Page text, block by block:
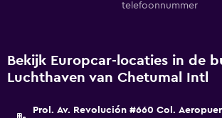
telefoonnummer
Bekijk Europcar-locaties in de
Luchthaven van Chetumal Intl
Prol. Av. Revolución #660 Col.